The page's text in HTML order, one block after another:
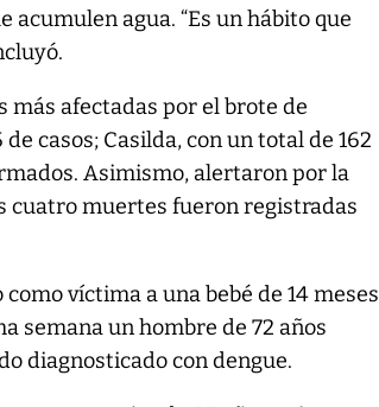
acumulen agua. “Es un hábito que
más afectadas por el brote de
casos; Casilda, con un total de 162
Asimismo, alertaron por la
cuatro muertes fueron registradas
víctima a una bebé de 14 meses
semana un hombre de 72 años
diagnosticado con dengue.